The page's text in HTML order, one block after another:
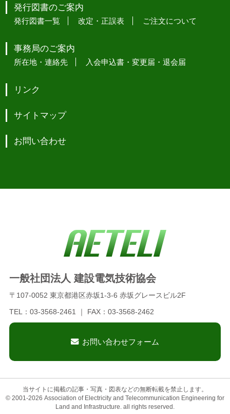
発行図書のご案内
発行図書一覧 改定・正誤表 ご注文について
事務局のご案内
所在地・連絡先 入会申込書・変更届・退会届
リンク
サイトマップ
お問い合わせ
一般社団法人 建設電気技術協会
〒107-0052 東京都港区赤坂1-3-6 赤坂グレースビル2F
TEL：03-3568-2461 ｜ FAX：03-3568-2462
お問い合わせフォーム
当サイトに掲載の記事・写真・図表などの無断転載を禁止します。
© 2001-2026 Association of Electricity and Telecommunication Engineering for
Land and Infrastructure. all rights reserved.